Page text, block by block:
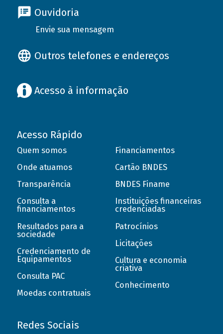
Ouvidoria
Envie sua mensagem
Outros telefones e endereços
Acesso à informação
Acesso Rápido
Quem somos
Onde atuamos
Transparência
Consulta a
financiamentos
Resultados para a
sociedade
Credenciamento de
Equipamentos
Consulta PAC
Moedas contratuais
Financiamentos
Cartão BNDES
BNDES Finame
Instituições financeiras
credenciadas
Patrocínios
Licitações
Cultura e economia
criativa
Conhecimento
Redes Sociais